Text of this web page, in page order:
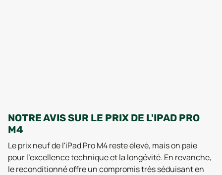
NOTRE AVIS SUR LE PRIX DE L'IPAD PRO
M4
Le prix neuf de l'iPad Pro M4 reste élevé, mais on paie
pour l’excellence technique et la longévité. En revanche,
le reconditionné offre un compromis très séduisant en